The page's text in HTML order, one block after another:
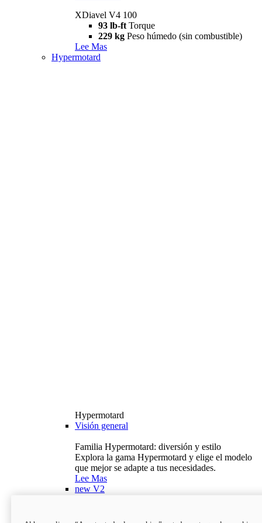
XDiavel V4 100
93 lb-ft Torque
229 kg Peso húmedo (sin combustible)
Lee Mas
Hypermotard
Hypermotard
Visión general
Familia Hypermotard: diversión y estilo
Explora la gama Hypermotard y elige el modelo
que mejor se adapte a tus necesidades.
Lee Mas
new V2
120,4 hp
Potencia